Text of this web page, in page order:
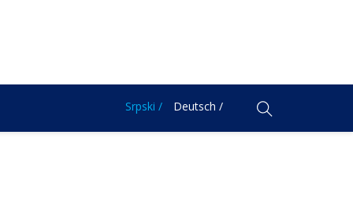
Srpski / Deutsch /